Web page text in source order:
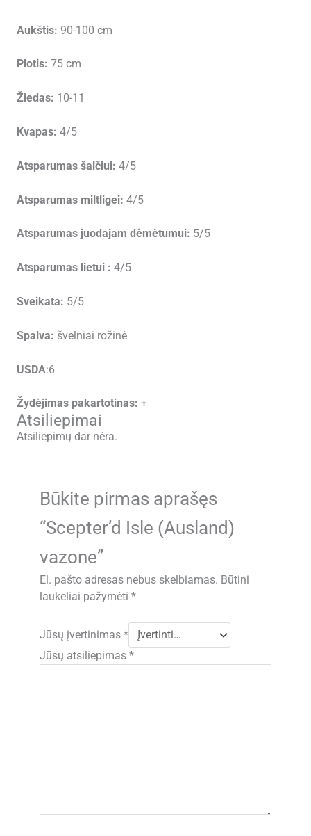
Aukštis: 90-100 cm
Plotis: 75 cm
Žiedas: 10-11
Kvapas: 4/5
Atsparumas šalčiui: 4/5
Atsparumas miltligei: 4/5
Atsparumas juodajam dėmėtumui: 5/5
Atsparumas lietui : 4/5
Sveikata: 5/5
Spalva: švelniai rožinė
USDA:6
Žydėjimas pakartotinas: +
Atsiliepimai
Atsiliepimų dar nėra.
Būkite pirmas aprašęs
“Scepter’d Isle (Ausland)
vazone”
El. pašto adresas nebus skelbiamas. Būtini
laukeliai pažymėti*
Jūsų įvertinimas*
Jūsų atsiliepimas*